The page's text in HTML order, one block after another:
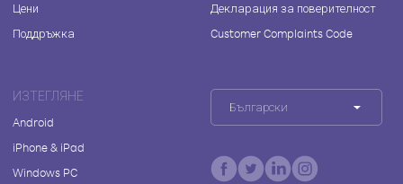
Цени
Поддръжка
Декларация за поверителност
Customer Complaints Code
ИЗТЕГЛЯНЕ
Android
iPhone & iPad
Windows PC
Български